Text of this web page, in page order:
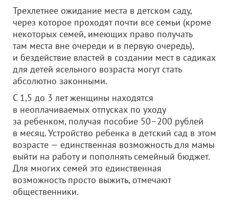
Трехлетнее ожидание места в детском саду,
через которое проходят почти все семьи (кроме
некоторых семей, имеющих право получать
там места вне очереди и в первую очередь),
и бездействие властей в создании мест в садиках
для детей ясельного возраста могут стать
абсолютно законными.
С 1,5 до 3 лет женщины находятся
в неоплачиваемых отпусках по уходу
за ребенком, получая пособие 50–200 рублей
в месяц. Устройство ребенка в детский сад в этом
возрасте — единственная возможность для мамы
выйти на работу и пополнять семейный бюджет.
Для многих семей это единственная
возможность просто выжить, отмечают
общественники.